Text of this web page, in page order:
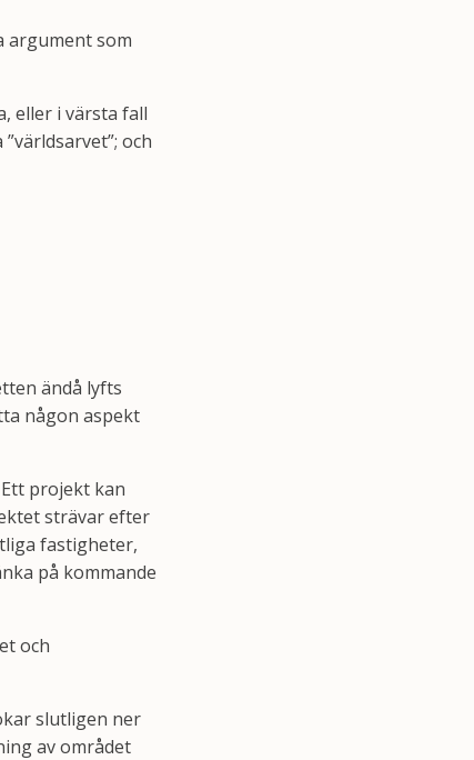
argument som
eller i värsta fall
och
ändå lyfts
någon aspekt
projekt kan
strävar efter
fastigheter,
på kommande
och
slutligen ner
av området